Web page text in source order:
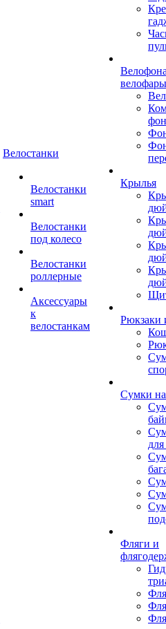
Велостанки
Велостанки
smart
Велостанки
под колесо
Велостанки
роллерные
Аксессуары
к
велостанкам
велофары
Крылья
Рюкзаки
Сумки
Фляги и